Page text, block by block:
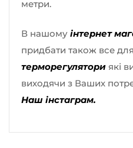
метри.
В нашому інтернет
придбати також все для
терморегулятори які
виходячи з Ваших
Наш інстаграм.